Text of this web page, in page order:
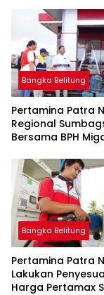
Bangka Belitung
Pertamina Patra
Regional
Bersama BPH
Penyaluran BBM
bagi Nelayan
Aplikasi XSTAR
Bangka Belitung
Pertamina Patra
Lakukan
Harga Pertamax